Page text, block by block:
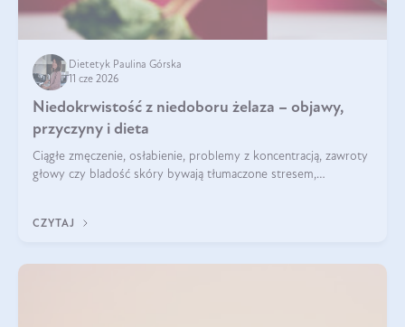
Dietetyk Paulina Górska
11 cze 2026
Niedokrwistość z niedoboru żelaza – objawy,
przyczyny i dieta
Ciągłe zmęczenie, osłabienie, problemy z koncentracją, zawroty
głowy czy bladość skóry bywają tłumaczone stresem,
CZYTAJ